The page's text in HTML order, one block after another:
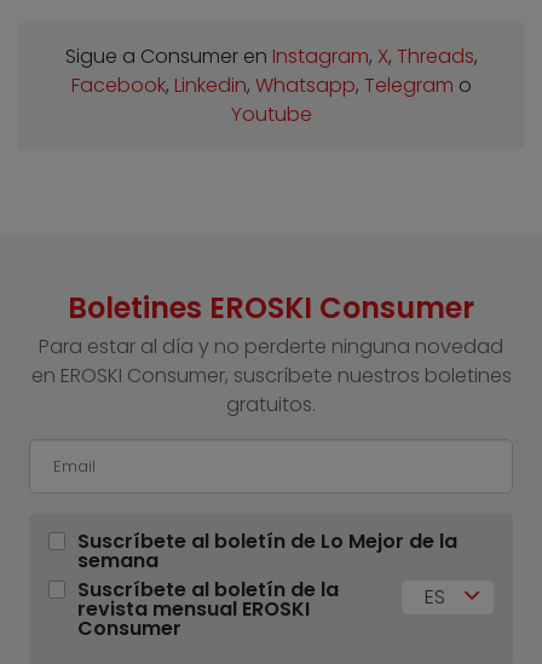
Sigue a Consumer en Instagram, X, Threads,
Facebook, Linkedin, Whatsapp, Telegram o
Youtube
Boletines EROSKI Consumer
Para estar al día y no perderte ninguna novedad
en EROSKI Consumer, suscríbete nuestros boletines
gratuitos.
Suscríbete al boletín de Lo Mejor de la
semana
Suscríbete al boletín de la
revista mensual EROSKI
Consumer
ES